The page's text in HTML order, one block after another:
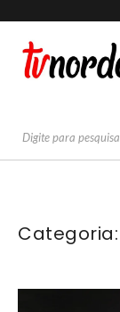
Categoria: